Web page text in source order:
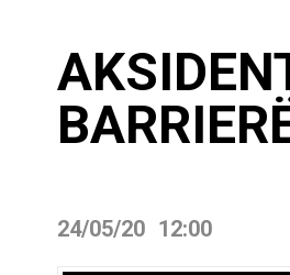
24/05/20 12:00